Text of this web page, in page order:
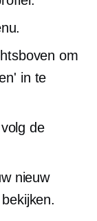
om
in te
de
nieuw